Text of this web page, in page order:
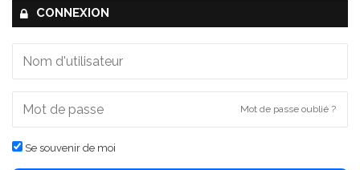
CONNEXION
Mot de passe oublié ?
Se souvenir de moi